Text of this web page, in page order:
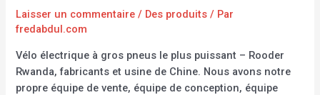
Laisser un commentaire / Des produits / Par
fredabdul.com
Vélo électrique à gros pneus le plus puissant – Rooder
Rwanda, fabricants et usine de Chine. Nous avons notre
propre équipe de vente, équipe de conception, équipe